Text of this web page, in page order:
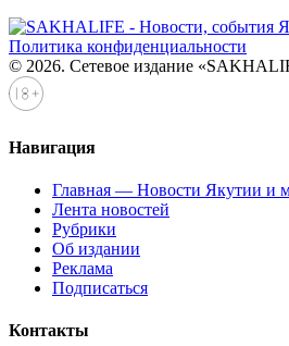
Политика конфиденциальности
© 2026. Сетевое издание
Навигация
Главная — Новости Якутии и
Лента новостей
Рубрики
Об издании
Реклама
Подписаться
Контакты